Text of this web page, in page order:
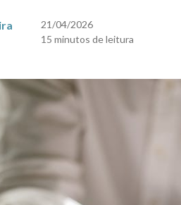
21/04/2026
15 minutos de leitura